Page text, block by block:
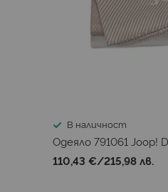
В наличност
Одеяло 791061 Joop!
110,43 €/215,98 лв.